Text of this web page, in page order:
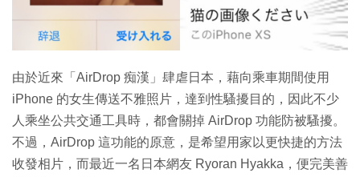
由於近來「AirDrop 痴漢」肆虐日本，藉向乘車期間使用
iPhone 的女生傳送不雅照片，達到性騷擾目的，因此不少
人乘坐公共交通工具時，都會關掉 AirDrop 功能防被騷擾。
不過，AirDrop 這功能的原意，是希望用家以更快捷的方法
收發相片，而最近一名日本網友 Ryoran Hyakka，便完美善